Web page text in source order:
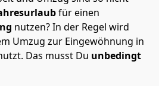
für einen
nutzen? In der Regel wird
Umzug zur Eingewöhnung in
Das musst Du unbedingt